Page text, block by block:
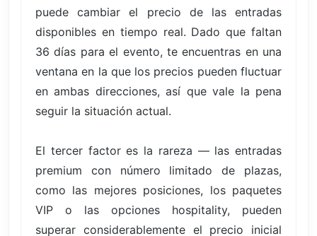
puede cambiar el precio de las entradas
disponibles en tiempo real. Dado que faltan
36 días para el evento, te encuentras en una
ventana en la que los precios pueden fluctuar
en ambas direcciones, así que vale la pena
seguir la situación actual.
El tercer factor es la rareza — las entradas
premium con número limitado de plazas,
como las mejores posiciones, los paquetes
VIP o las opciones hospitality, pueden
superar considerablemente el precio inicial